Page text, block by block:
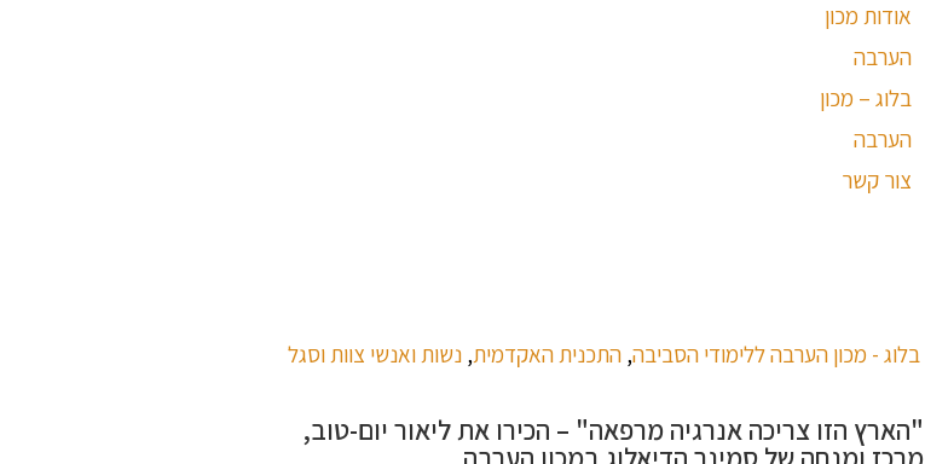
אודות מכון
הערבה
בלוג – מכון
הערבה
צור קשר
בלוג - מכון הערבה ללימודי הסביבה,התכנית האקדמית,נשות ואנשי צוות וסגל
"הארץ הזו צריכה אנרגיה מרפאה" – הכירו את ליאור יום-טוב,